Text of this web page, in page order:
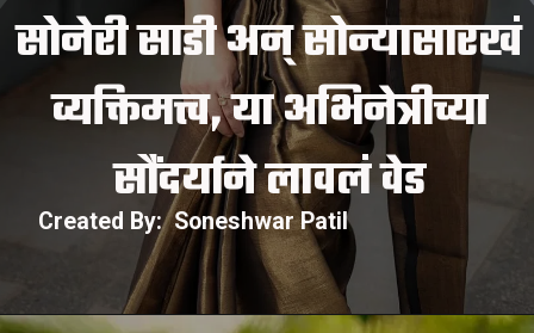
सोनेरी साडी अन् सोन्यासारखं
व्यक्तिमत्त्व, या अभिनेत्रीच्या
सौंदर्याने लावलं वेड
Created By: Soneshwar Patil